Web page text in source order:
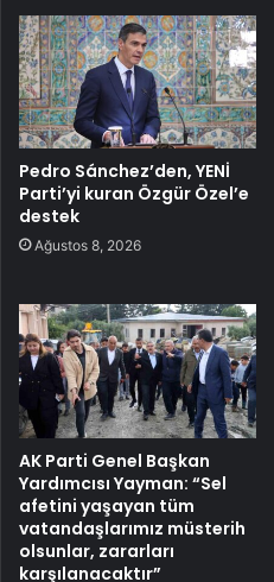
Pedro Sánchez’den, YENİ
Parti’yi kuran Özgür Özel’e
destek
Ağustos 8, 2026
AK Parti Genel Başkan
Yardımcısı Yayman: “Sel
afetini yaşayan tüm
vatandaşlarımız müsterih
olsunlar, zararları
karşılanacaktır”